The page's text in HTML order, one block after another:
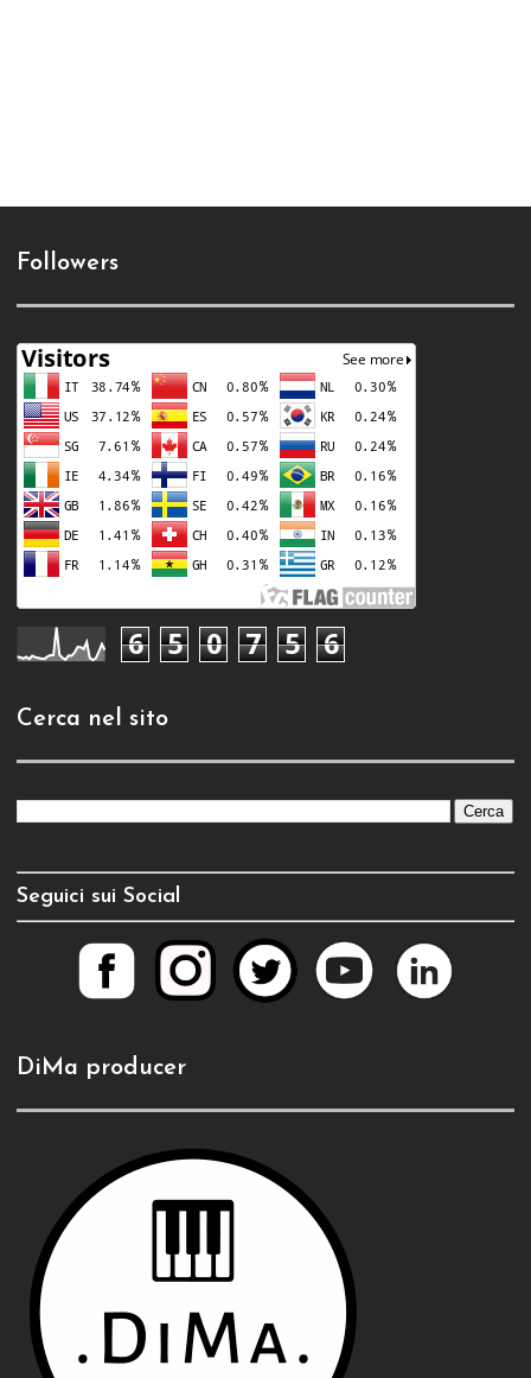
Followers
6 5 0 7 5 6
Cerca nel sito
Seguici sui Social
DiMa producer